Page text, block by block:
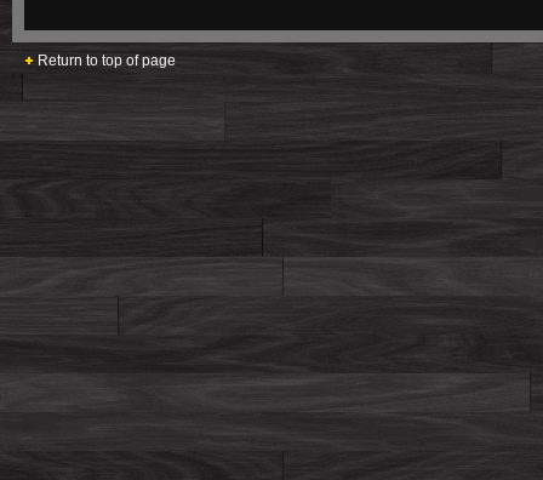
Return to top of page